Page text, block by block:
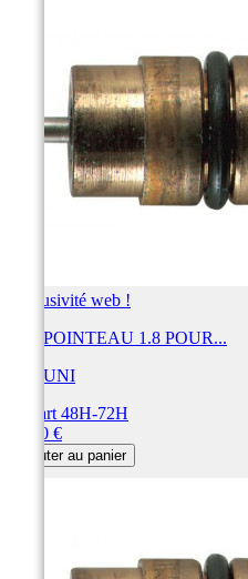
Exclusivité web !
KIT POINTEAU 1.8 POUR...
MIKUNI
Départ 48H-72H
32,40 €
Ajouter au panier